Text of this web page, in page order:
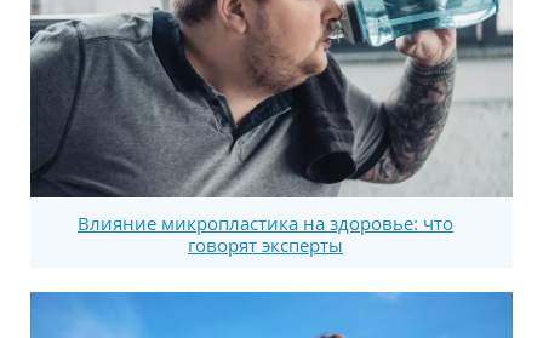
Влияние микропластика на здоровье: что
говорят эксперты